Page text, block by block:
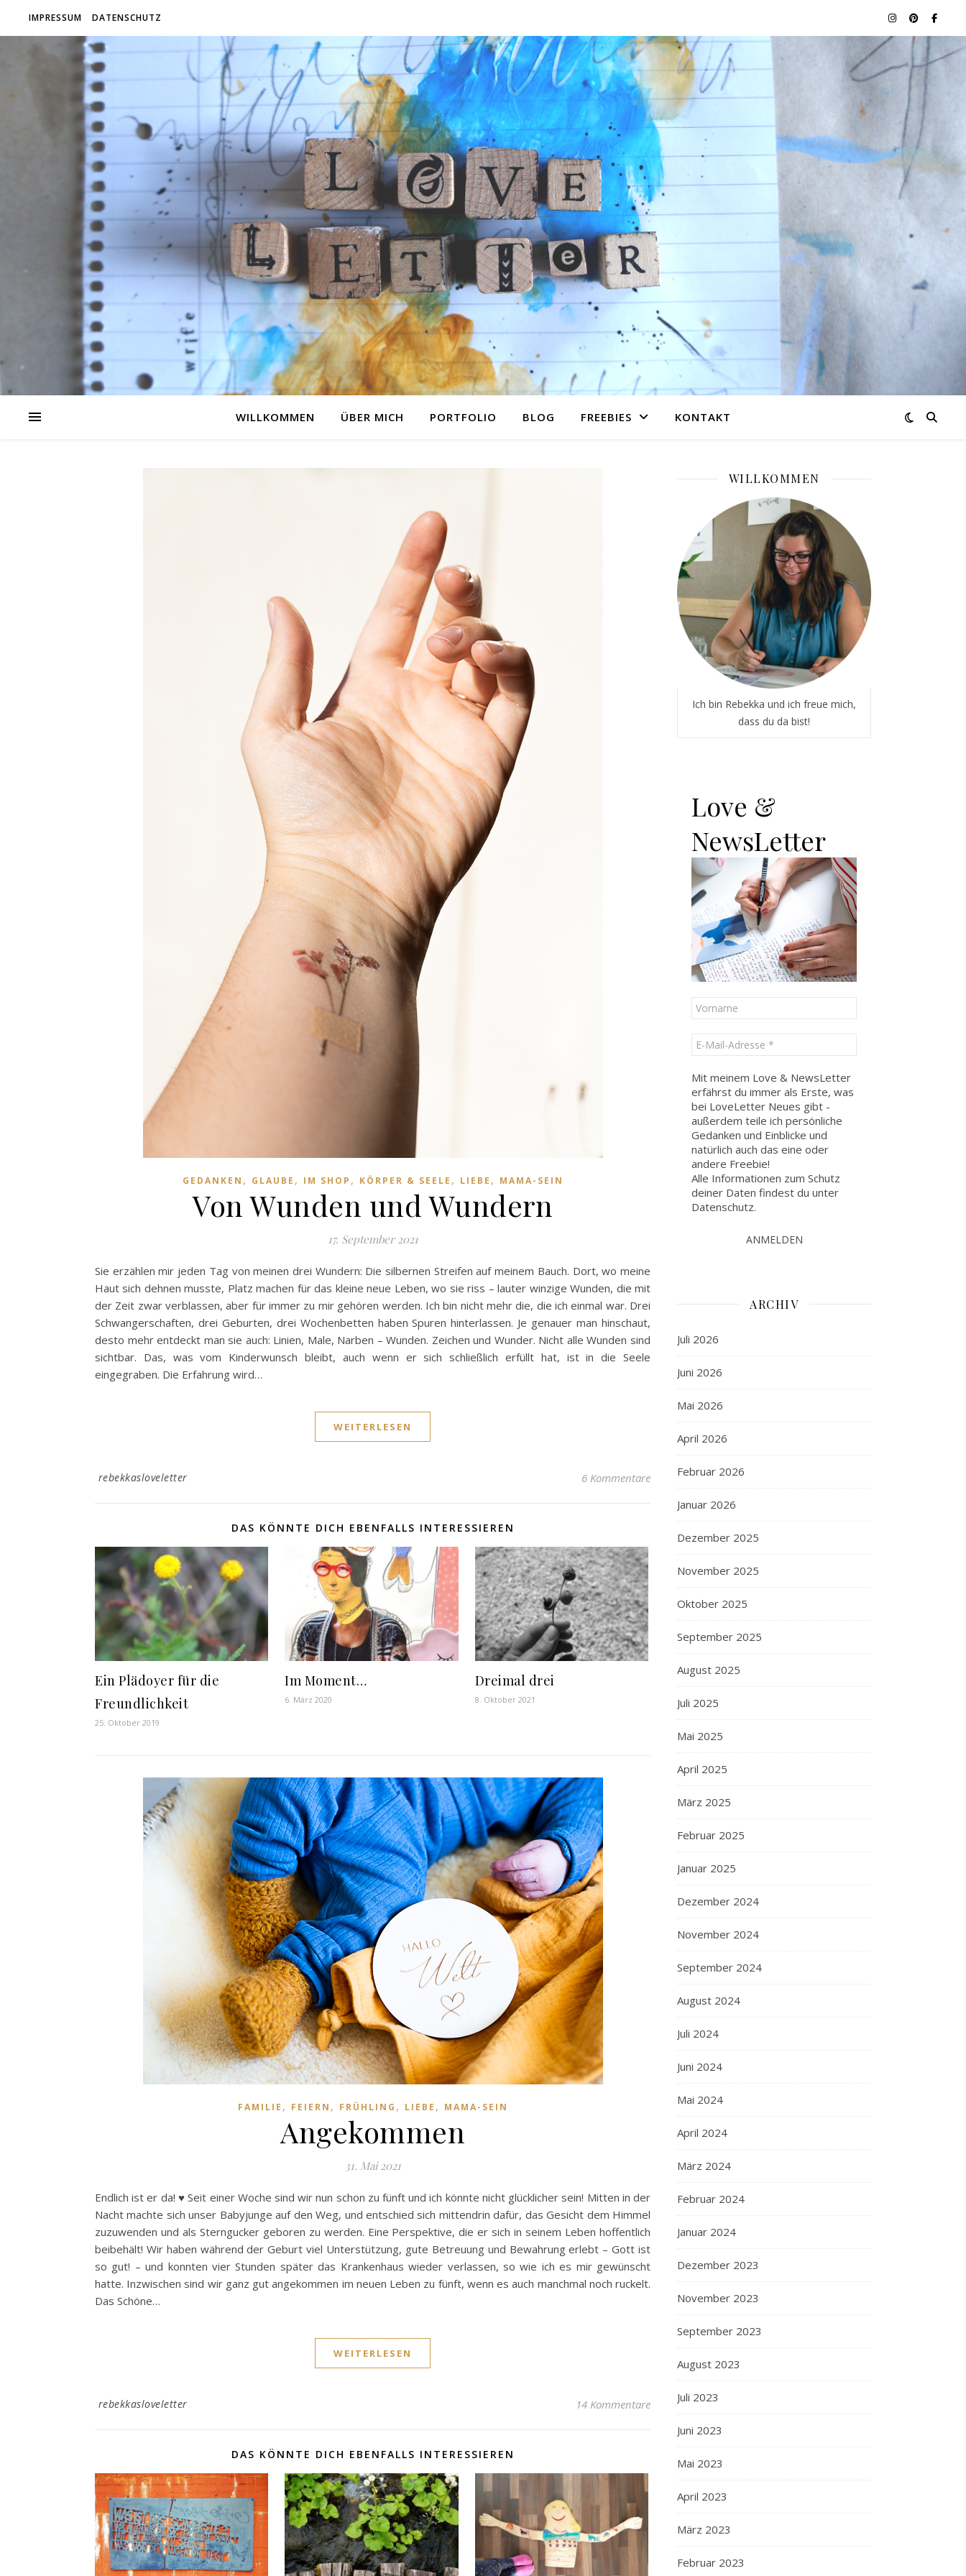
IMPRESSUM DATENSCHUTZ
WILLKOMMEN ÜBER MICH PORTFOLIO BLOG FREEBIES KONTAKT
GEDANKEN , GLAUBE , IM SHOP , KÖRPER & SEELE , LIEBE , MAMA-SEIN
Von Wunden und Wundern
17. September 2021
Sie erzählen mir jeden Tag von meinen drei Wundern: Die silbernen Streifen auf meinem Bauch. Dort, wo meine
Haut sich dehnen musste, Platz machen für das kleine neue Leben, wo sie riss – lauter winzige Wunden, die mit
der Zeit zwar verblassen, aber für immer zu mir gehören werden. Ich bin nicht mehr die, die ich einmal war. Drei
Schwangerschaften, drei Geburten, drei Wochenbetten haben Spuren hinterlassen. Je genauer man hinschaut,
desto mehr entdeckt man sie auch: Linien, Male, Narben – Wunden. Zeichen und Wunder. Nicht alle Wunden sind
sichtbar. Das, was vom Kinderwunsch bleibt, auch wenn er sich schließlich erfüllt hat, ist in die Seele
eingegraben. Die Erfahrung wird…
WEITERLESEN
rebekkasloveletter 6 Kommentare
DAS KÖNNTE DICH EBENFALLS INTERESSIEREN
Ein Plädoyer für die
Freundlichkeit
25. Oktober 2019
Im Moment…
6. März 2020
Dreimal drei
8. Oktober 2021
FAMILIE , FEIERN , FRÜHLING , LIEBE , MAMA-SEIN
Angekommen
31. Mai 2021
Endlich ist er da! ♥ Seit einer Woche sind wir nun schon zu fünft und ich könnte nicht glücklicher sein! Mitten in der
Nacht machte sich unser Babyjunge auf den Weg, und entschied sich mittendrin dafür, das Gesicht dem Himmel
zuzuwenden und als Sterngucker geboren zu werden. Eine Perspektive, die er sich in seinem Leben hoffentlich
beibehält! Wir haben während der Geburt viel Unterstützung, gute Betreuung und Bewahrung erlebt – Gott ist
so gut! – und konnten vier Stunden später das Krankenhaus wieder verlassen, so wie ich es mir gewünscht
hatte. Inzwischen sind wir ganz gut angekommen im neuen Leben zu fünft, wenn es auch manchmal noch ruckelt.
Das Schöne…
WEITERLESEN
rebekkasloveletter 14 Kommentare
DAS KÖNNTE DICH EBENFALLS INTERESSIEREN
WILLKOMMEN
Ich bin Rebekka und ich freue mich,
dass du da bist!
Love &
NewsLetter
Mit meinem Love & NewsLetter
erfährst du immer als Erste, was
bei LoveLetter Neues gibt -
außerdem teile ich persönliche
Gedanken und Einblicke und
natürlich auch das eine oder
andere Freebie!
Alle Informationen zum Schutz
deiner Daten findest du unter
Datenschutz.
ARCHIV
Juli 2026
Juni 2026
Mai 2026
April 2026
Februar 2026
Januar 2026
Dezember 2025
November 2025
Oktober 2025
September 2025
August 2025
Juli 2025
Mai 2025
April 2025
März 2025
Februar 2025
Januar 2025
Dezember 2024
November 2024
September 2024
August 2024
Juli 2024
Juni 2024
Mai 2024
April 2024
März 2024
Februar 2024
Januar 2024
Dezember 2023
November 2023
September 2023
August 2023
Juli 2023
Juni 2023
Mai 2023
April 2023
März 2023
Februar 2023